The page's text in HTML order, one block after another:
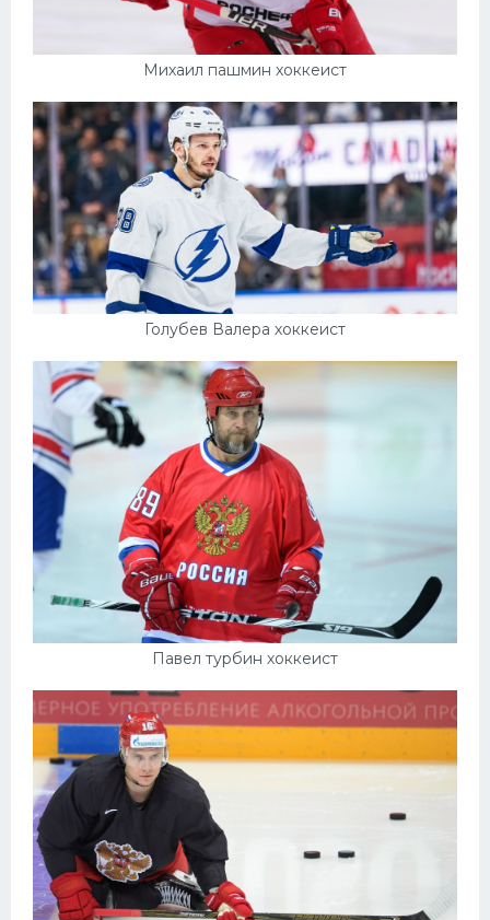
Михаил пашмин хоккеист
Голубев Валера хоккеист
Павел турбин хоккеист